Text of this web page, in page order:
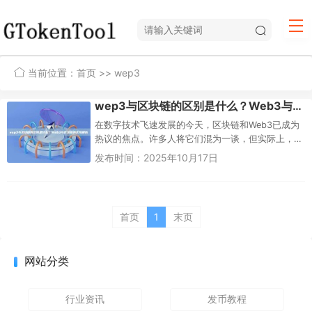
当前位置： 首页 >> wep3
wep3与区块链的区别是什么？Web3与区块链的区别解析
在数字技术飞速发展的今天，区块链和Web3已成为
热议的焦点。许多人将它们混为一谈，但实际上，
它们是两个相互关联但又截然不同的概念。简单来
发布时间：2025年10月17日
首页 1 末页
网站分类
行业资讯 发币教程